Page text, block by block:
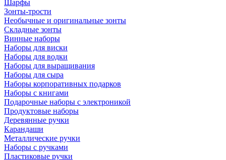
Шарфы
Зонты-трости
Необычные и оригинальные зонты
Складные зонты
Винные наборы
Наборы для виски
Наборы для водки
Наборы для выращивания
Наборы для сыра
Наборы корпоративных подарков
Наборы с книгами
Подарочные наборы с электроникой
Продуктовые наборы
Деревянные ручки
Карандаши
Металлические ручки
Наборы с ручками
Пластиковые ручки